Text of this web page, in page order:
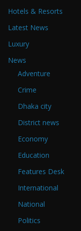
Hotels & Resorts
Latest News
Luxury
News
Adventure
Crime
Dhaka city
District news
Economy
Education
Features Desk
International
National
Politics